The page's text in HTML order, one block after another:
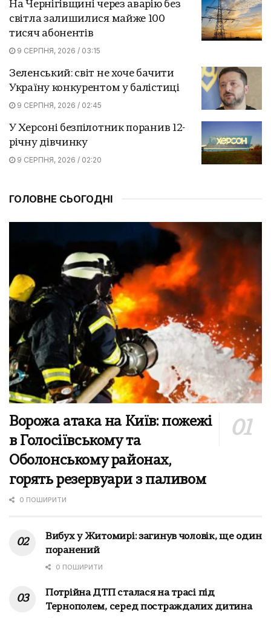
На Чернігівщині через аварію без
світла залишилися майже 100
тисяч абонентів
9 СЕРПНЯ, 2026 / 03:15
Зеленський: світ не хоче бачити
Україну конкурентом у балістиці
9 СЕРПНЯ, 2026 / 02:45
У Херсоні безпілотник поранив 12-
річну дівчинку
9 СЕРПНЯ, 2026 / 02:20
ГОЛОВНЕ СЬОГОДНІ
Ворожа атака на Київ: пожежі
в Голосіївському та
Оболонському районах,
горять резервуари з паливом
0 ПОШИРИТИ
Вибух у Житомирі: загинув чоловік, ще один
поранений
0 ПОШИРИТИ
Потрійна ДТП сталася на трасі під
Тернополем, серед постраждалих дитина